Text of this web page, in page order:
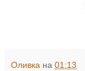
Оливка на 01:13